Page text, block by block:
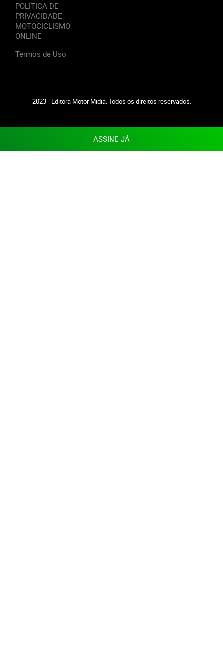
POLÍTICA DE
PRIVACIDADE –
MOTOCICLISMO
ONLINE
Termos de Uso
2023 - Editora Motor Midia. Todos os direitos reservados.
ASSINE JÁ